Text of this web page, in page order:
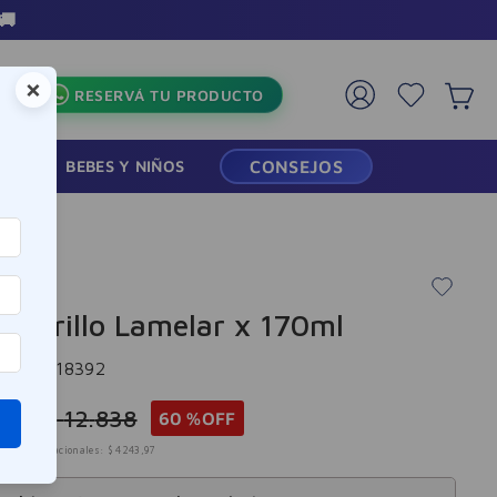
RESERVÁ TU PRODUCTO
BEBES Y NIÑOS CONSEJOS
Brillo Lamelar x 170ml
-318392
$ 12.838 60 %OFF
nacionales: $ 4243 ,97
×